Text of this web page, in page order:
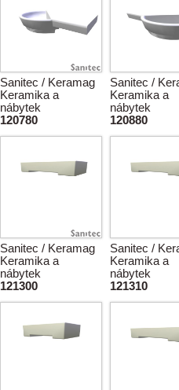
Sanitec / Keramag
Keramika a
nábytek
120780
Sanitec /
Keramika a
nábytek
120880
Sanitec / Keramag
Keramika a
nábytek
121300
Sanitec /
Keramika a
nábytek
121310